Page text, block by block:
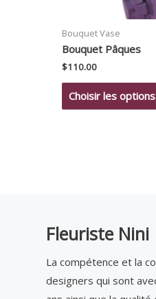
Bouquet Vase
Bouquet Pâques
$110.00
Choisir les options
Fleuriste Nini
La compétence et la
designers qui sont